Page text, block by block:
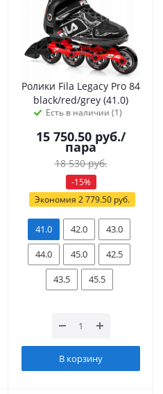
Ролики Fila Legacy Pro 84
black/red/grey (41.0)
Есть в наличии (1)
15 750.50 руб./
пара
18 530руб.
-15%
Экономия 2 779.50руб.
41.0 42.0
43.0
44.0
45.0
42.5
43.5
45.5
В корзину